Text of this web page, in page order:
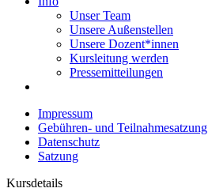
Unser Team
Unsere Außenstellen
Unsere Dozent*innen
Kursleitung werden
Pressemitteilungen
Impressum
Gebühren- und Teilnahmesatzung
Datenschutz
Satzung
Kursdetails